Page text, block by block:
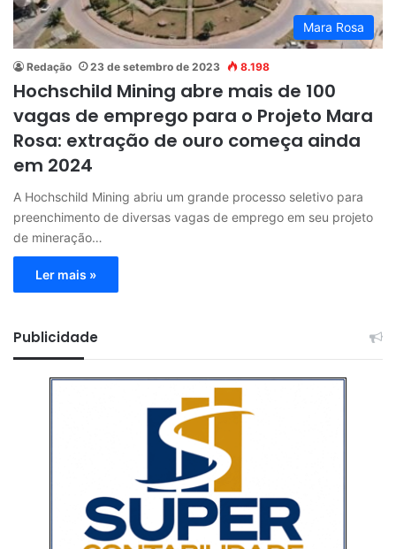
Mara Rosa
Redação 23 de setembro de 2023 8.198
Hochschild Mining abre mais de 100
vagas de emprego para o Projeto Mara
Rosa: extração de ouro começa ainda
em 2024
A Hochschild Mining abriu um grande processo seletivo para
preenchimento de diversas vagas de emprego em seu projeto
de mineração…
Ler mais »
Publicidade